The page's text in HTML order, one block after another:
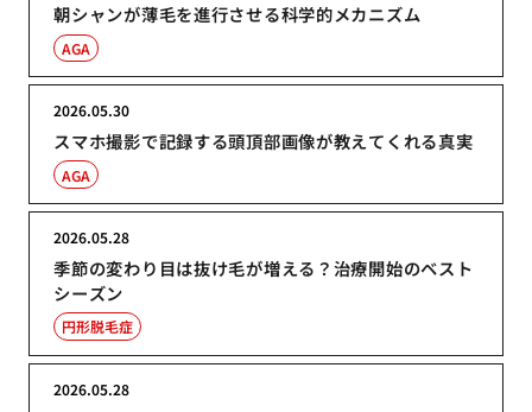
朝シャンが薄毛を進行させる科学的メカニズム
AGA
スマホ撮影で記録する頭頂部画像が教えてくれる真実
2026.05.30
AGA
季節の変わり目は抜け毛が増える？治療開始のベスト
シーズン
2026.05.28
円形脱毛症
2026.05.28